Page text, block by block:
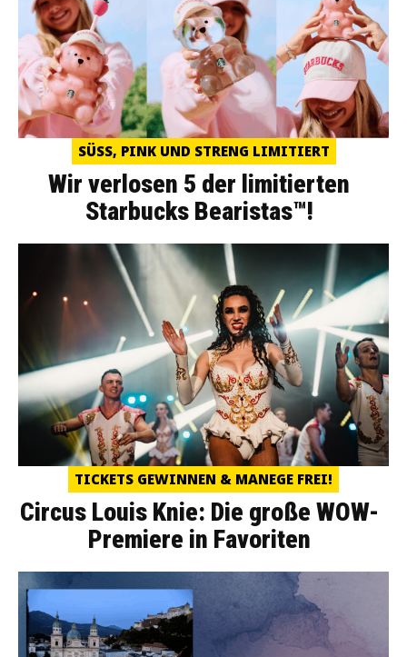
SÜSS, PINK UND STRENG LIMITIERT
Wir verlosen 5 der limitierten
Starbucks Bearistas™!
TICKETS GEWINNEN & MANEGE FREI!
Circus Louis Knie: Die große WOW-
Premiere in Favoriten